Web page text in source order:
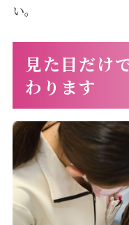
い。
見た目だけ
わります